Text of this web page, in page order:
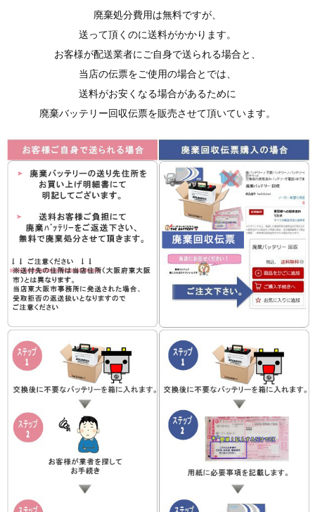
廃棄処分費用は無料ですが、
送って頂くのに送料がかかります。
お客様が配送業者にご自身で送られる場合と、
当店の伝票をご使用の場合とでは、
送料がお安くなる場合があるために
廃棄バッテリー回収伝票を販売させて頂いています。